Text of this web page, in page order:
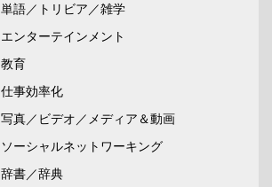
単語／トリビア／雑学
エンターテインメント
教育
仕事効率化
写真／ビデオ／メディア＆動画
ソーシャルネットワーキング
辞書／辞典